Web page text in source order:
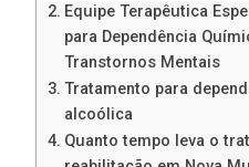
Equipe Terapêutica
para Dependência
Transtornos Mentais
Tratamento para
alcoólica
Quanto tempo leva o